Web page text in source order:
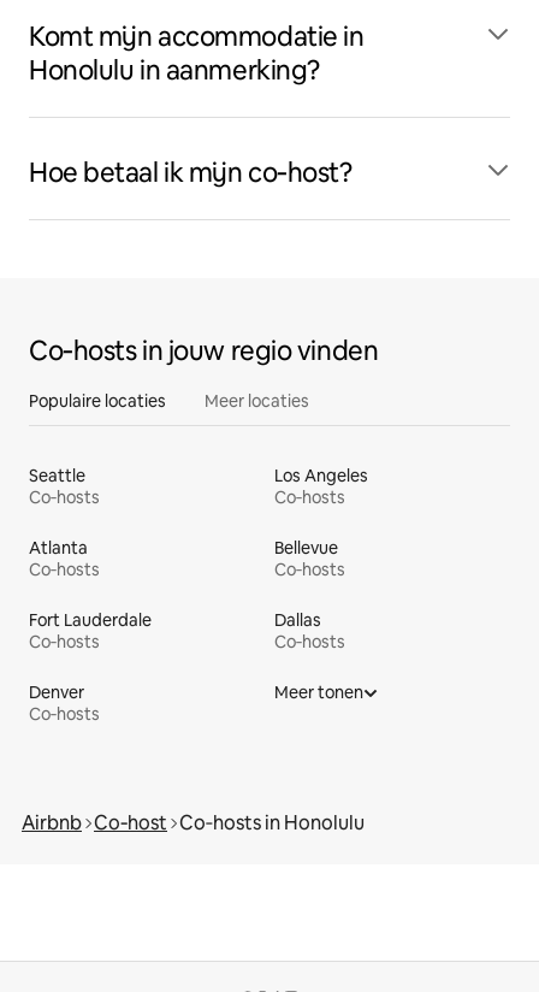
Komt mijn accommodatie in
Honolulu in aanmerking?
Hoe betaal ik mijn co‑host?
Co‑hosts in jouw regio vinden
Populaire locaties Meer locaties
Seattle
Co‑hosts
Los Angeles
Co‑hosts
Atlanta
Co‑hosts
Bellevue
Co‑hosts
Fort Lauderdale
Co‑hosts
Dallas
Co‑hosts
Denver
Co‑hosts
Meer tonen
Airbnb Co‑host Co‑hosts in Honolulu